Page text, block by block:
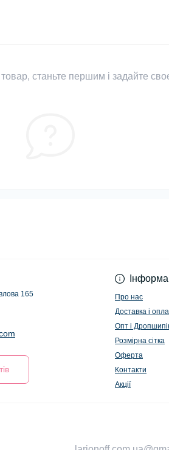
станьте першим і задайте
165
Про нас
Доставка і
Опт і
Розмірна сітка
Оферта
Контакти
Акції